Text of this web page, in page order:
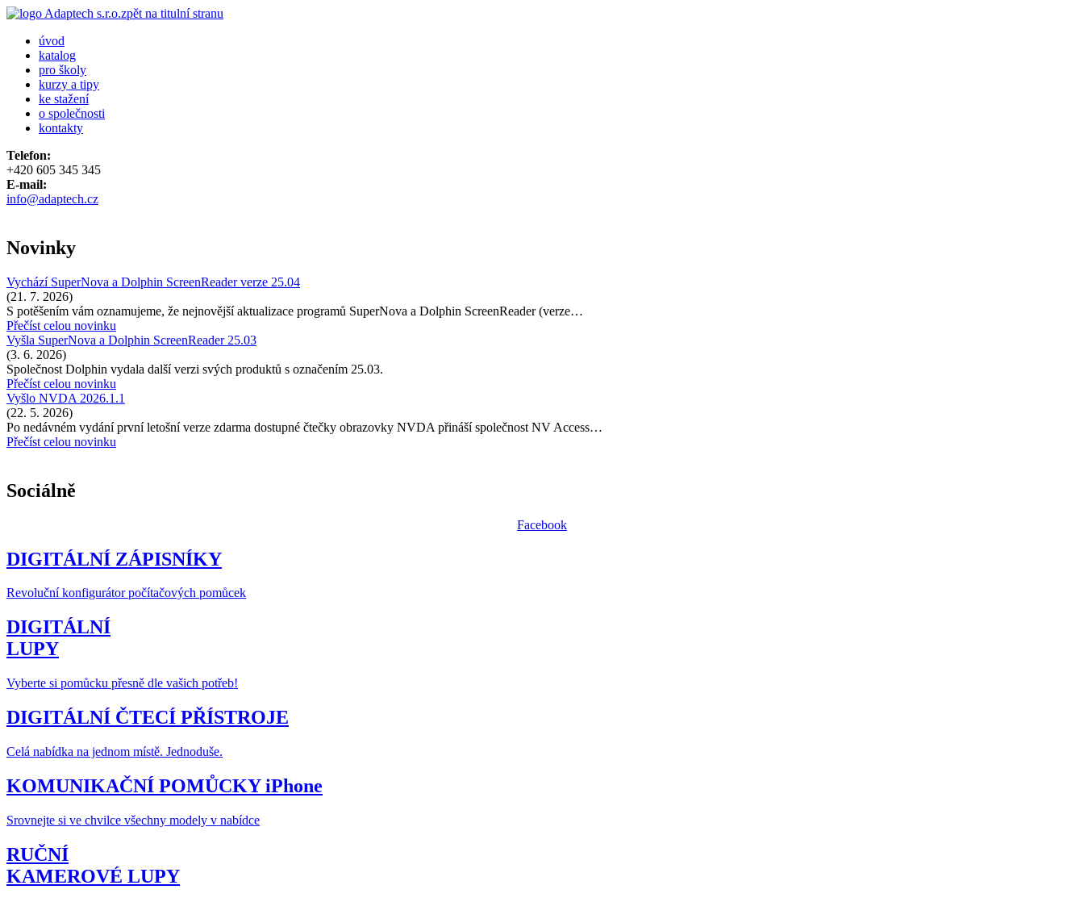
zpět na titulní stranu
úvod
katalog
pro školy
kurzy a tipy
ke stažení
o společnosti
kontakty
Telefon:
+420 605 345 345
E-mail:
info@adaptech.cz
Novinky
Vychází SuperNova a Dolphin ScreenReader verze 25.04
(21. 7. 2026)
S potěšením vám oznamujeme, že nejnovější aktualizace programů SuperNova a Dolphin ScreenReader (verze…
Přečíst celou novinku
Vyšla SuperNova a Dolphin ScreenReader 25.03
(3. 6. 2026)
Společnost Dolphin vydala další verzi svých produktů s označením 25.03.
Přečíst celou novinku
Vyšlo NVDA 2026.1.1
(22. 5. 2026)
Po nedávném vydání první letošní verze zdarma dostupné čtečky obrazovky NVDA přináší společnost NV Access…
Přečíst celou novinku
Sociálně
Facebook
DIGITÁLNÍ ZÁPISNÍKY
Revoluční konfigurátor počítačových pomůcek
DIGITÁLNÍ
LUPY
Vyberte si pomůcku přesně dle vašich potřeb!
DIGITÁLNÍ ČTECÍ PŘÍSTROJE
Celá nabídka na jednom místě. Jednoduše.
KOMUNIKAČNÍ POMŮCKY iPhone
Srovnejte si ve chvilce všechny modely v nabídce
RUČNÍ
KAMEROVÉ LUPY